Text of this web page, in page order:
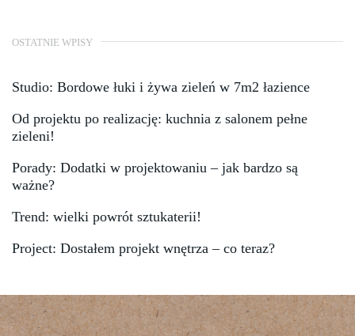
OSTATNIE WPISY
Studio: Bordowe łuki i żywa zieleń w 7m2 łazience
Od projektu po realizację: kuchnia z salonem pełne
zieleni!
Porady: Dodatki w projektowaniu – jak bardzo są
ważne?
Trend: wielki powrót sztukaterii!
Project: Dostałem projekt wnętrza – co teraz?